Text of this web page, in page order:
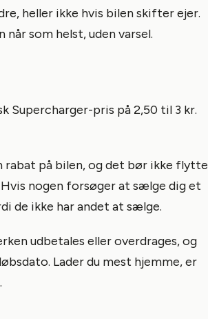
heller ikke hvis bilen skifter ejer.
som helst, uden varsel.
Supercharger-pris på 2,50 til 3 kr.
rabat på bilen, og det bør ikke flytte
nogen forsøger at sælge dig et
de ikke har andet at sælge.
udbetales eller overdrages, og
Lader du mest hjemme, er